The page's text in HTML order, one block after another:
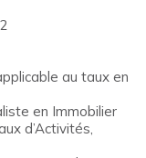
au taux en
en Immobilier
d’Activités,